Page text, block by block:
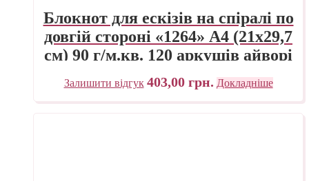
Блокнот для ескізів на спіралі по
довгій стороні «1264» А4 (21х29,7
см) 90 г/м.кв. 120 аркушів айворі
Fabriano
Залишити відгук 403,00 грн. Докладніше